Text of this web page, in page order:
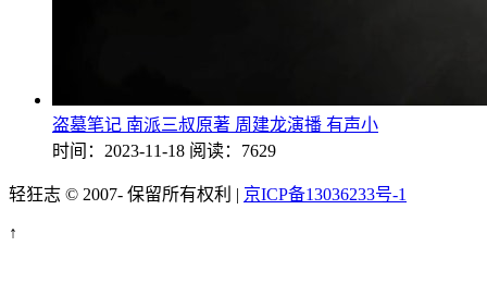
盗墓笔记 南派三叔原著 周建龙演播 有声小
时间：2023-11-18 阅读：7629
轻狂志 © 2007- 保留所有权利 | 京ICP备13036233号-1
↑